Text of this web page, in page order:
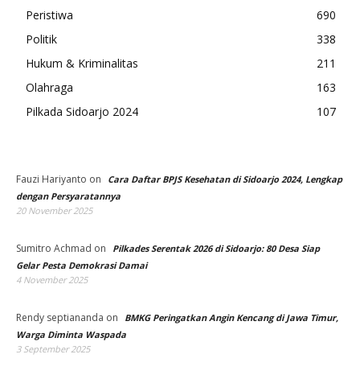
Peristiwa
690
Politik
338
Hukum & Kriminalitas
211
Olahraga
163
Pilkada Sidoarjo 2024
107
Fauzi Hariyanto on
Cara Daftar BPJS Kesehatan di Sidoarjo 2024, Lengkap
dengan Persyaratannya
20 November 2025
Sumitro Achmad on
Pilkades Serentak 2026 di Sidoarjo: 80 Desa Siap
Gelar Pesta Demokrasi Damai
4 November 2025
Rendy septiananda on
BMKG Peringatkan Angin Kencang di Jawa Timur,
Warga Diminta Waspada
3 September 2025